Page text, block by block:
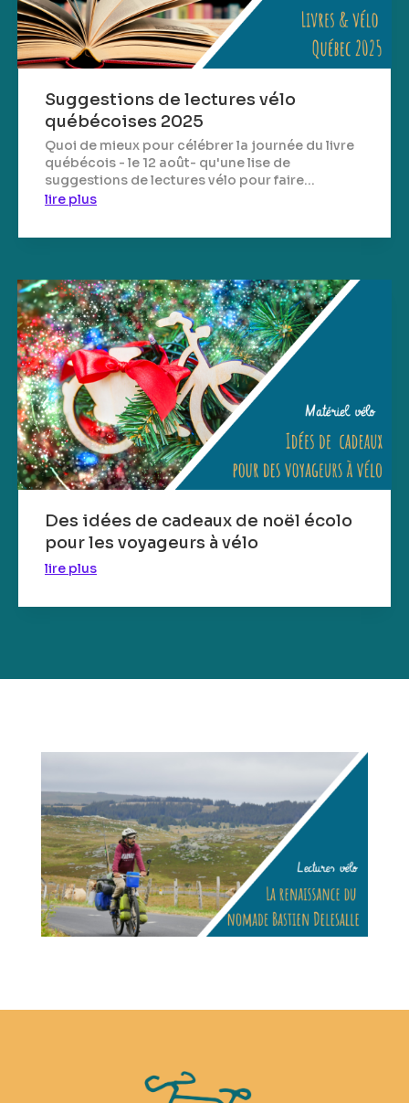
Suggestions de lectures vélo
québécoises 2025
Quoi de mieux pour célébrer la journée du livre
québécois - le 12 août- qu'une lise de
suggestions de lectures vélo pour faire...
lire plus
Des idées de cadeaux de noël écolo
pour les voyageurs à vélo
lire plus